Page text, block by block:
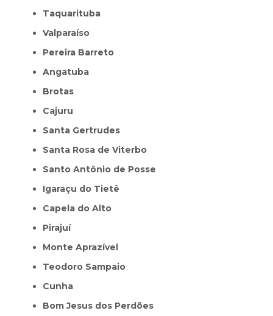
Taquarituba
Valparaíso
Pereira Barreto
Angatuba
Brotas
Cajuru
Santa Gertrudes
Santa Rosa de Viterbo
Santo Antônio de Posse
Igaraçu do Tietê
Capela do Alto
Pirajuí
Monte Aprazível
Teodoro Sampaio
Cunha
Bom Jesus dos Perdões